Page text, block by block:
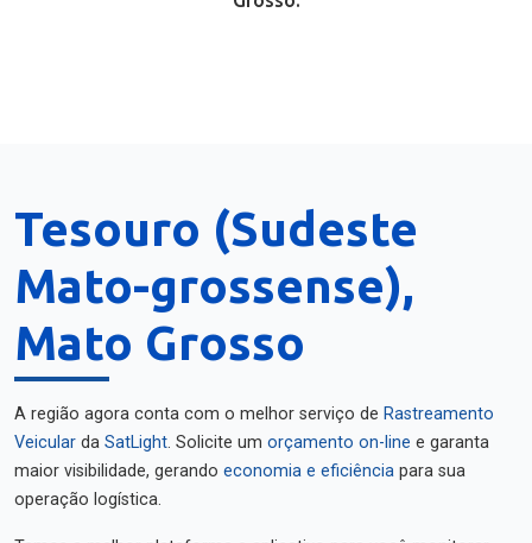
Tesouro (Sudeste
Mato-grossense),
Mato Grosso
A região agora conta com o melhor serviço de Rastreamento
Veicular da SatLight. Solicite um orçamento on-line e garanta
maior visibilidade, gerando economia e eficiência para sua
operação logística.